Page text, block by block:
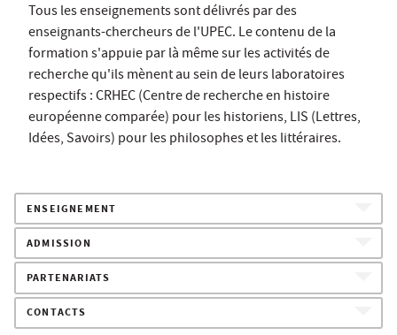
Tous les enseignements sont délivrés par des
enseignants-chercheurs de l'UPEC. Le contenu de la
formation s'appuie par là même sur les activités de
recherche qu'ils mènent au sein de leurs laboratoires
respectifs : CRHEC (Centre de recherche en histoire
européenne comparée) pour les historiens, LIS (Lettres,
Idées, Savoirs) pour les philosophes et les littéraires.
ENSEIGNEMENT
ADMISSION
PARTENARIATS
CONTACTS